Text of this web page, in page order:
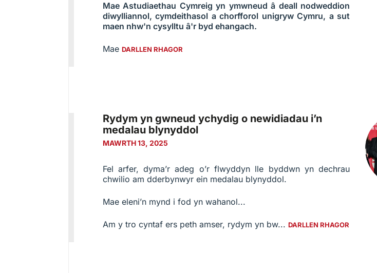
Mae Astudiaethau Cymreig yn ymwneud â deall nodweddion
diwylliannol, cymdeithasol a chorfforol unigryw Cymru, a sut
maen nhw'n cysylltu â'r byd ehangach.
Mae DARLLEN RHAGOR
Rydym yn gwneud ychydig o newidiadau i’n
medalau blynyddol
MAWRTH 13, 2025
Fel arfer, dyma’r adeg o’r flwyddyn lle byddwn yn dechrau
chwilio am dderbynwyr ein medalau blynyddol.
Mae eleni’n mynd i fod yn wahanol...
Am y tro cyntaf ers peth amser, rydym yn bw... DARLLEN RHAGOR